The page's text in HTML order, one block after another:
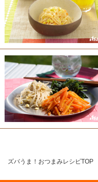
ズバうま！おつまみレシピTOP